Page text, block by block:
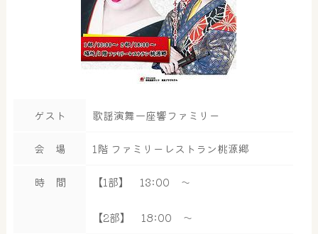
ゲスト 歌謡演舞一座響ファミリー
会 場 1階 ファミリーレストラン桃源郷
時 間 【1部】 13:00 ～
【2部】 18:00 ～